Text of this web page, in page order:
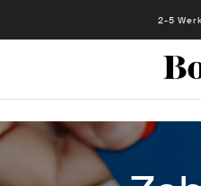
2-5